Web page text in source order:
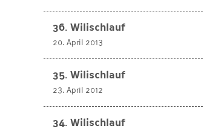
36. Wilischlauf
20. April 2013
35. Wilischlauf
23. April 2012
34. Wilischlauf